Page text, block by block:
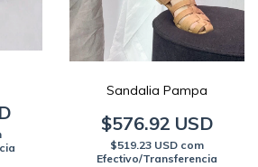
Sandalia Pampa
$576.92 USD
$519.23 USD com
Efectivo/Transferencia